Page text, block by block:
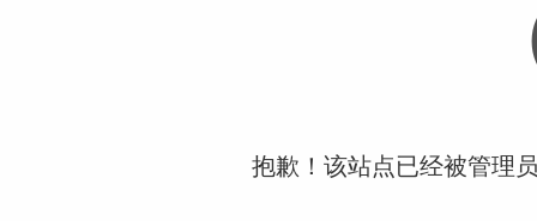
抱歉！该站点已经被管理